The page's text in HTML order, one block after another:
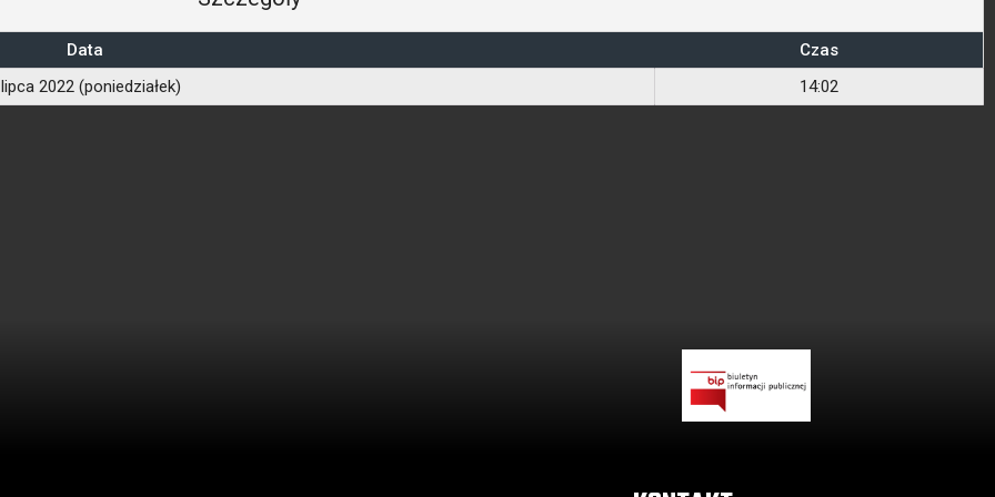
Data
Czas
2022 (poniedziałek)
14:02